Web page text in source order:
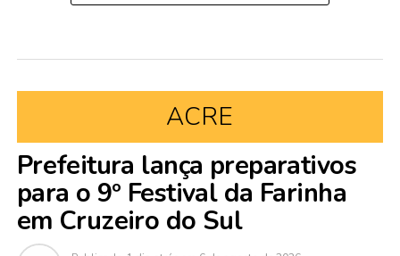
ACRE
Prefeitura lança preparativos
para o 9º Festival da Farinha
em Cruzeiro do Sul